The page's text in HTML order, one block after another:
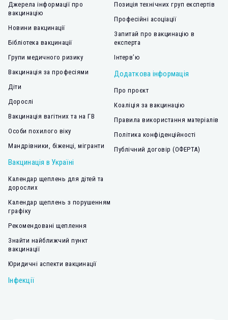
Джерела інформації про
вакцинацію
Новини вакцинації
Бібліотека вакцинації
Групи медичного ризику
Вакцинація за професіями
Діти
Дорослі
Вакцинація вагітних та на ГВ
Особи похилого віку
Мандрівники, біженці, мігранти
Вакцинація в Україні
Календар щеплень для дітей та
дорослих
Календар щеплень з порушенням
графіку
Рекомендовані щеплення
Знайти найближчий пункт
вакцинації
Юридичні аспекти вакцинації
Інфекції
Позиція технічних груп експертів
Професійні асоціації
Запитай про вакцинацію в
експерта
Інтерв’ю
Додаткова інформація
Про проєкт
Коаліція за вакцинацію
Правила використання матеріалів
Політика конфіденційності
Публічний договір (ОФЕРТА)